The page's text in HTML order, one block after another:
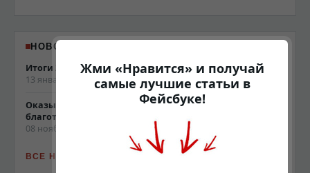
НОВОСТИ NEFTEGAZ.KZ
Итоги 2013 года
13 января 2014, 19:22
Оказываем поддержку для социальных и
благотворительных проектов
08 ноября 2013, 17:44
ВСЕ НОВОСТИ САЙТА
Жми «Нравится» и получай
самые лучшие статьи в
Фейсбуке!